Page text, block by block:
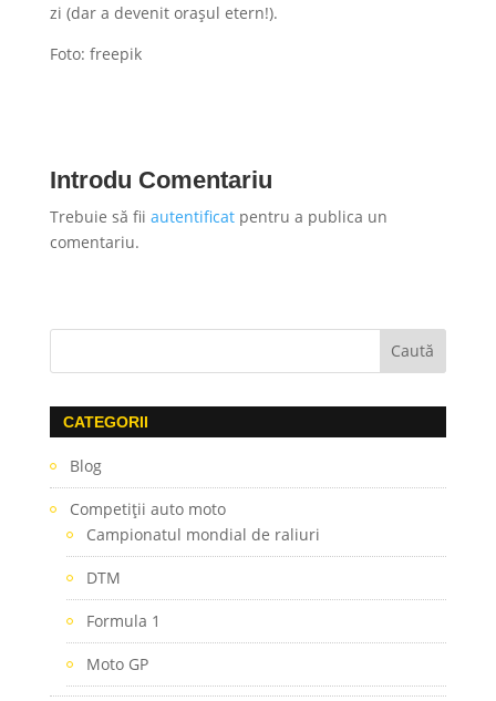
zi (dar a devenit orașul etern!).
Foto: freepik
Introdu Comentariu
Trebuie să fii autentificatpentru a publica un
comentariu.
CATEGORII
Blog
Competiţii auto moto
Campionatul mondial de raliuri
DTM
Formula 1
Moto GP